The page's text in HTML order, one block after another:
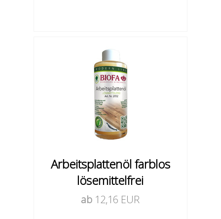
Arbeitsplattenöl farblos
lösemittelfrei
ab 12,16 EUR